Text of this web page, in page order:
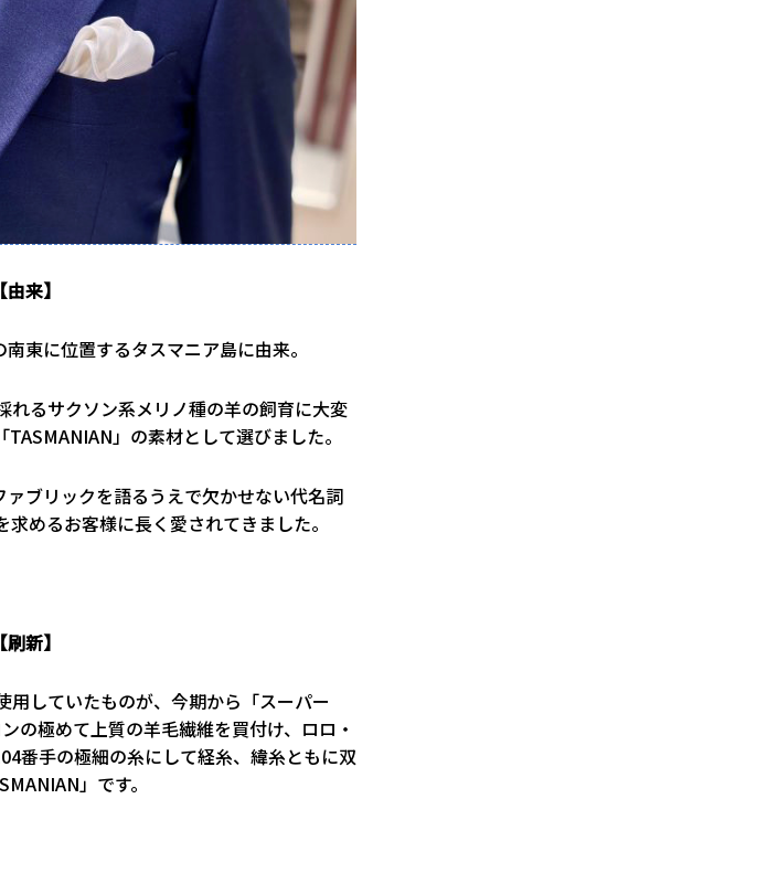
【由来】
東に位置するタスマニア島に由来。
れるサクソン系メリノ種の羊の飼育に大変
」の素材として選びました。
ァブリックを語るうえで欠かせない代名詞
めるお客様に長く愛されてきました。
【刷新】
用していたものが、今期から「スーパー
の極めて上質の羊毛繊維を買付け、ロロ・
番手の極細の糸にして経糸、緯糸ともに双
」です。